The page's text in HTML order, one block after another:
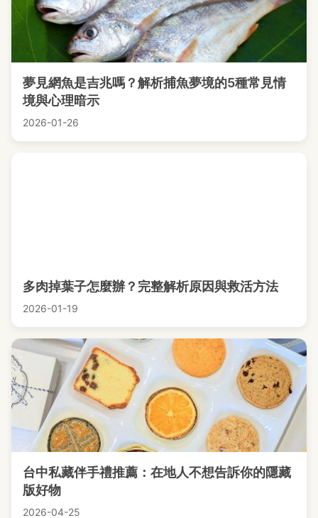
夢見網魚是吉兆嗎？解析捕魚夢境的5種常見情
境與心理暗示
2026-01-26
多肉掉葉子怎麼辦？完整解析原因與救活方法
2026-01-19
台中私藏伴手禮推薦：在地人不想告訴你的隱藏
版好物
2026-04-25